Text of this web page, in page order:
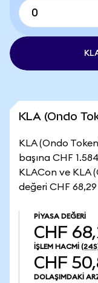
KLA (Ondo
KLA (Ondo
başına CHF
KLACon ve KLA
değeri CHF 68,29
PIYASA DEĞERI
CHF
İŞLEM HACMI
CHF
DOLAŞIMDAKI